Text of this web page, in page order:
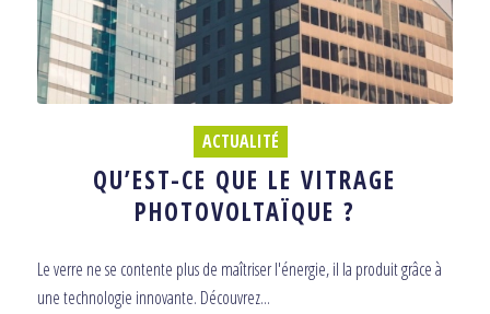
ACTUALITÉ
QU’EST-CE QUE LE VITRAGE
PHOTOVOLTAÏQUE ?
Le verre ne se contente plus de maîtriser l'énergie, il la produit grâce à
une technologie innovante. Découvrez...